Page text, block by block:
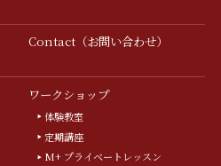
Contact（お問い合わせ）
ワークショップ
体験教室
定期講座
M+ プライベートレッスン